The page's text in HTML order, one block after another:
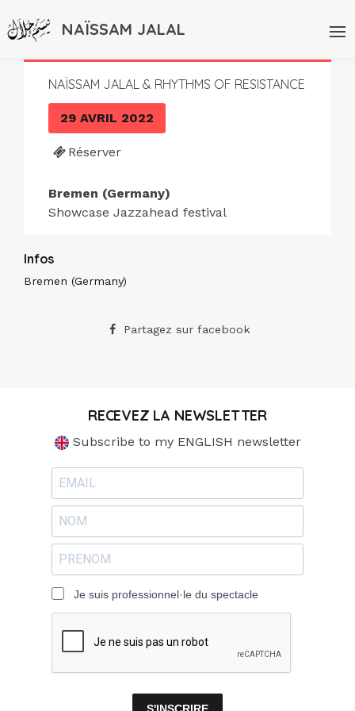
NAÏSSAM JALAL
NAÏSSAM JALAL & RHYTHMS OF RESISTANCE
29 AVRIL 2022
Réserver
Bremen (Germany)
Showcase Jazzahead festival
Infos
Bremen (Germany)
Partagez sur facebook
RECEVEZ LA NEWSLETTER
Subscribe to my ENGLISH newsletter
Je suis professionnel·le du spectacle